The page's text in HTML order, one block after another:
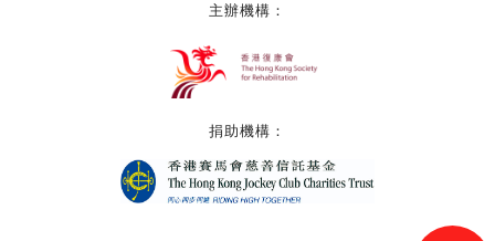
主辦機構：
捐助機構：